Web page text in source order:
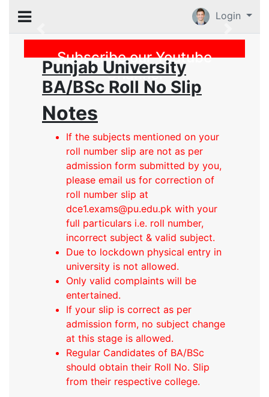
Login
Previous
Subscribe our Youtube
Channel
Punjab University
BA/BSc Roll No Slip
Notes
If the subjects mentioned on your
roll number slip are not as per
admission form submitted by you,
please email us for correction of
roll number slip at
dce1.exams@pu.edu.pk with your
full particulars i.e. roll number,
incorrect subject & valid subject.
Due to lockdown physical entry in
university is not allowed.
Only valid complaints will be
entertained.
If your slip is correct as per
admission form, no subject change
at this stage is allowed.
Regular Candidates of BA/BSc
should obtain their Roll No. Slip
from their respective college.